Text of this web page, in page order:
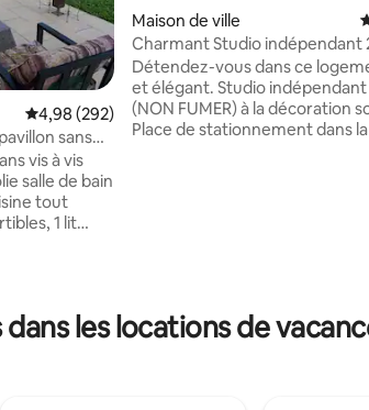
: 4,9 sur 5
Évaluation moyenne sur la base de 292
4,98 (292)
sans
vis à vis
tout
1 lit
voiture) et
D - TER
Maison de ville
Charmant Studio indépendant 25 m²
(CDG, Astérix)
Détendez-vous dans ce
et élégant. Studio indépendant
(NON FUMER) à la décoration
Place de stationnement dans
Astérix - Accès A1, A104
les locations de